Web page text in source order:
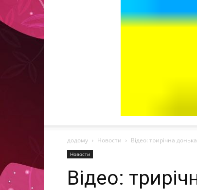
додому Новости Відео: трирічна
Новости
Відео: